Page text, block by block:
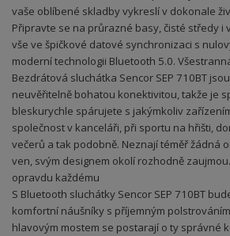
vaše oblíbené skladby vykreslí v dokonale
Připravte se na průrazné basy, čisté středy i
vše ve špičkové datové synchronizaci s
moderní technologii Bluetooth 5.0.
Bezdrátová sluchátka Sencor SEP 710BT
neuvěřitelně bohatou konektivitou, takže je
bleskurychle spárujete s jakýmkoliv
společnost v kanceláři, při sportu na hřišti,
večerů a tak podobně. Neznají téměř žádná
ven, svým designem okolí rozhodně
opravdu každému
S Bluetooth sluchátky Sencor SEP 710BT
komfortní náušníky s příjemným
hlavovým mostem se postarají o ty správné